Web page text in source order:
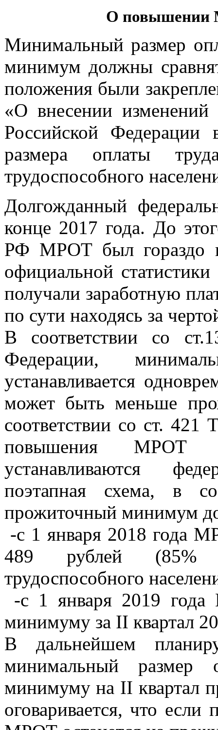
О повышении
Минимальный размер
минимум должны
положения были
«О внесении изменений
Российской
размера оплаты
трудоспособного
Долгожданный
конце 2017 года. До
РФ МРОТ был гораздо
официальной
получали заработную
по сути находясь за
В соответствии со
Федерации,
устанавливается
может быть меньше
соответствии со ст.
повышения МРОТ
устанавливаются
поэтапная схема, в
прожиточный минимум
-с 1 января 2018 года
489 рублей (85%
трудоспособного
-с 1 января 2019
минимуму за II квартал
В дальнейшем
минимальный размер
минимуму на II квартал
оговаривается, что